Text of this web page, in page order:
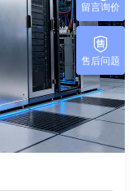
留言询价
售后问题